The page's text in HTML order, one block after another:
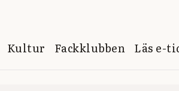
Kultur Fackklubben Läs e-